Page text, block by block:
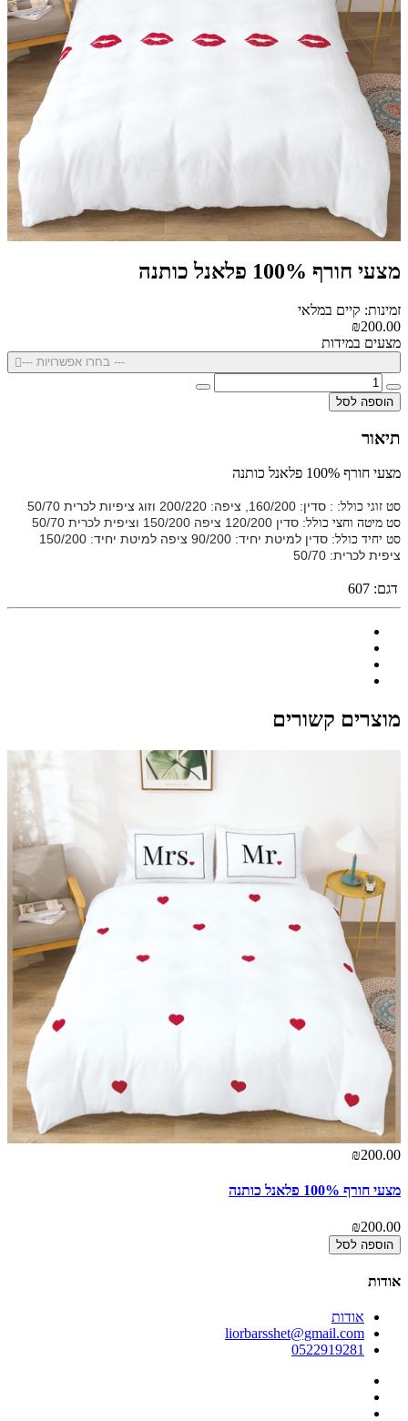
מצעי חורף 100% פלאנל כותנה
זמינות: קיים במלאי
₪200.00
מצעים במידות
--- בחרו אפשרויות ---
הוספה לסל
תיאור
מצעי חורף 100% פלאנל כותנה
סט זוגי כולל: : סדין: 160/200, ציפה: 200/220 וזוג ציפיות לכרית 50/70
סט מיטה וחצי כולל: סדין 120/200 ציפה 150/200 וציפית לכרית 50/70
סט יחיד כולל:
סדין למיטת יחיד: 90/200 ציפה למיטת יחיד: 150/200
ציפית לכרית: 50/70
דגם: 607
מוצרים קשורים
₪200.00
מצעי חורף 100% פלאנל כותנה
₪200.00
הוספה לסל
אודות
אודות
liorbarsshet@gmail.com
0522919281